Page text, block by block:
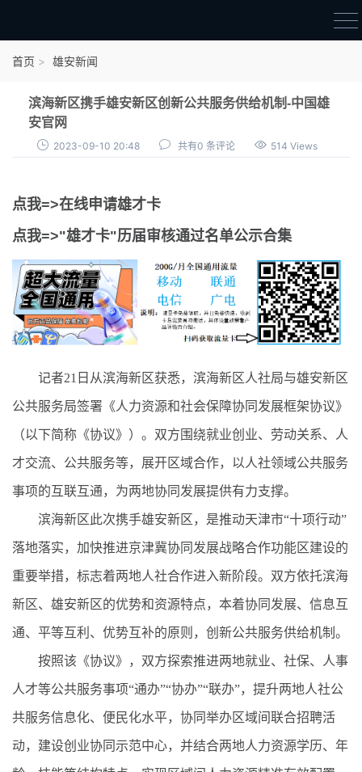
审核通过公示
首页 雄安新闻
滨海新区携手雄安新区创新公共服务供给机制-中国雄
安官网
2023-09-10 20:48 共有0 条评论 514 Views
点我=>在线申请雄才卡
点我=>"雄才卡"历届审核通过名单公示合集
记者21日从滨海新区获悉，滨海新区人社局与雄安新区
公共服务局签署《人力资源和社会保障协同发展框架协议》
（以下简称《协议》）。双方围绕就业创业、劳动关系、人
才交流、公共服务等，展开区域合作，以人社领域公共服务
事项的互联互通，为两地协同发展提供有力支撑。
滨海新区此次携手雄安新区，是推动天津市“十项行动”
落地落实，加快推进京津冀协同发展战略合作功能区建设的
重要举措，标志着两地人社合作进入新阶段。双方依托滨海
新区、雄安新区的优势和资源特点，本着协同发展、信息互
通、平等互利、优势互补的原则，创新公共服务供给机制。
按照该《协议》，双方探索推进两地就业、社保、人事
人才等公共服务事项“通办”“协办”“联办”，提升两地人社公
共服务信息化、便民化水平，协同举办区域间联合招聘活
动，建设创业协同示范中心，并结合两地人力资源学历、年